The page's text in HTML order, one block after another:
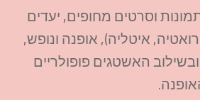
וסרטים מחופים, יעדים
איטליה), אופנה ונופש,
האשטגים פופולריים